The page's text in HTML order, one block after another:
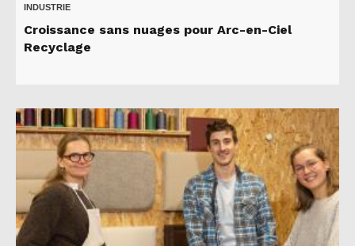
INDUSTRIE
Croissance sans nuages pour Arc-en-Ciel
Recyclage